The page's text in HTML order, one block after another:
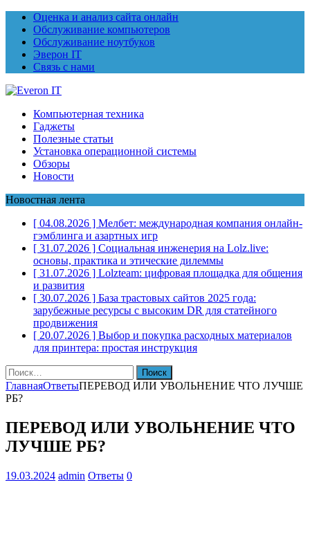
Оценка и анализ сайта онлайн
Обслуживание компьютеров
Обслуживание ноутбуков
Эверон IT
Связь с нами
Компьютерная техника
Гаджеты
Полезные статьи
Установка операционной системы
Обзоры
Новости
Новостная лента
[ 04.08.2026 ] Мелбет: международная компания онлайн-
гэмблинга и азартных игр
[ 31.07.2026 ] Социальная инженерия на Lolz.live:
основы, практика и этические дилеммы
[ 31.07.2026 ] Lolzteam: цифровая площадка для общения
и развития
[ 30.07.2026 ] База трастовых сайтов 2025 года:
зарубежные ресурсы с высоким DR для статейного
продвижения
[ 20.07.2026 ] Выбор и покупка расходных материалов
для принтера: простая инструкция
Найти:
ГлавнаяОтветыПЕРЕВОД ИЛИ УВОЛЬНЕНИЕ ЧТО ЛУЧШЕ
РБ?
ПЕРЕВОД ИЛИ УВОЛЬНЕНИЕ ЧТО
ЛУЧШЕ РБ?
19.03.2024 admin Ответы 0